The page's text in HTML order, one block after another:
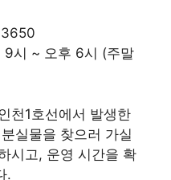
9시 ~ 오후 6시 (주말
천1호선에서 발생한
실물을 찾으러 가실
시고, 운영 시간을 확
.